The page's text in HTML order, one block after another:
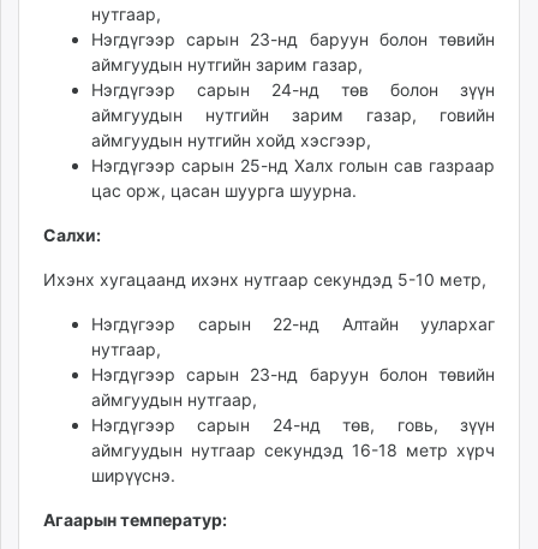
itoim.mn
tumen.mn
shuum.mn
times.mn
tvmongolia.mn
mass.mn
assa.mn
toim.mn
paparazzi.mn
unread.today
нутгаар,
Нэгдүгээр сарын 23-нд баруун болон төвийн
аймгуудын нутгийн зарим газар,
Нэгдүгээр сарын 24-нд төв болон зүүн
аймгуудын нутгийн зарим газар, говийн
аймгуудын нутгийн хойд хэсгээр,
Нэгдүгээр сарын 25-нд Халх голын сав газраар
цас орж, цасан шуурга шуурна.
Салхи:
Ихэнх хугацаанд ихэнх нутгаар секундэд 5-10 метр,
Нэгдүгээр сарын 22-нд Алтайн уулархаг
нутгаар,
Нэгдүгээр сарын 23-нд баруун болон төвийн
аймгуудын нутгаар,
Нэгдүгээр сарын 24-нд төв, говь, зүүн
аймгуудын нутгаар секундэд 16-18 метр хүрч
ширүүснэ.
Агаарын температур: